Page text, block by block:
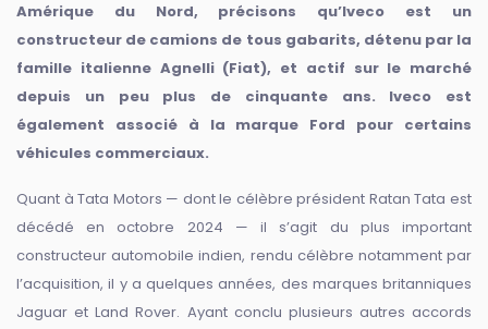
Amérique du Nord, précisons qu’Iveco est un
constructeur de camions de tous gabarits, détenu par la
famille italienne Agnelli (Fiat), et actif sur le marché
depuis un peu plus de cinquante ans. Iveco est
également associé à la marque Ford pour certains
véhicules commerciaux.
Quant à Tata Motors — dont le célèbre président Ratan Tata est
décédé en octobre 2024 — il s’agit du plus important
constructeur automobile indien, rendu célèbre notamment par
l’acquisition, il y a quelques années, des marques britanniques
Jaguar et Land Rover. Ayant conclu plusieurs autres accords